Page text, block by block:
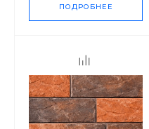
ПОДРОБНЕЕ